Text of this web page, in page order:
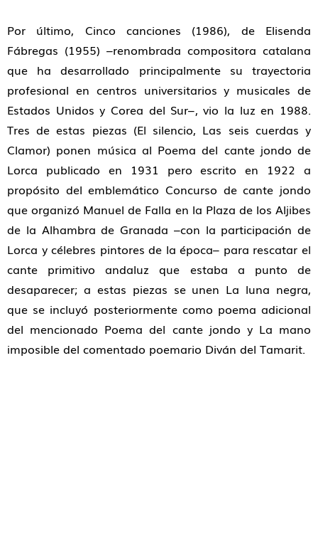
Por último, Cinco canciones (1986), de Elisenda
Fábregas (1955) –renombrada compositora catalana
que ha desarrollado principalmente su trayectoria
profesional en centros universitarios y musicales de
Estados Unidos y Corea del Sur–, vio la luz en 1988.
Tres de estas piezas (El silencio, Las seis cuerdas y
Clamor) ponen música al Poema del cante jondo de
Lorca publicado en 1931 pero escrito en 1922 a
propósito del emblemático Concurso de cante jondo
que organizó Manuel de Falla en la Plaza de los Aljibes
de la Alhambra de Granada –con la participación de
Lorca y célebres pintores de la época– para rescatar el
cante primitivo andaluz que estaba a punto de
desaparecer; a estas piezas se unen La luna negra,
que se incluyó posteriormente como poema adicional
del mencionado Poema del cante jondo y La mano
imposible del comentado poemario Diván del Tamarit.